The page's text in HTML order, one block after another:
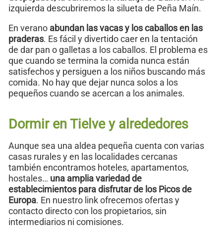
izquierda descubriremos la silueta de Peña Maín.
En verano abundan las vacas y los caballos en las
praderas. Es fácil y divertido caer en la tentación
de dar pan o galletas a los caballos. El problema es
que cuando se termina la comida nunca están
satisfechos y persiguen a los niños buscando más
comida. No hay que dejar nunca solos a los
pequeños cuando se acercan a los animales.
Dormir en Tielve y alrededores
Aunque sea una aldea pequeña cuenta con varias
casas rurales y en las localidades cercanas
también encontramos hoteles, apartamentos,
hostales… una amplia variedad de
establecimientos para disfrutar de los Picos de
Europa. En nuestro link ofrecemos ofertas y
contacto directo con los propietarios, sin
intermediarios ni comisiones.